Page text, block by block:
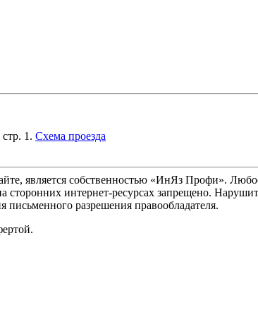
1. Схема проезда
является собственностью «ИнЯз Профи».
интернет-ресурсах запрещено.
разрешения правообладателя.